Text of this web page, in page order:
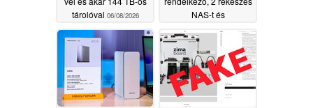
tárolóval 06/08/2026
NAS-t és
kínál